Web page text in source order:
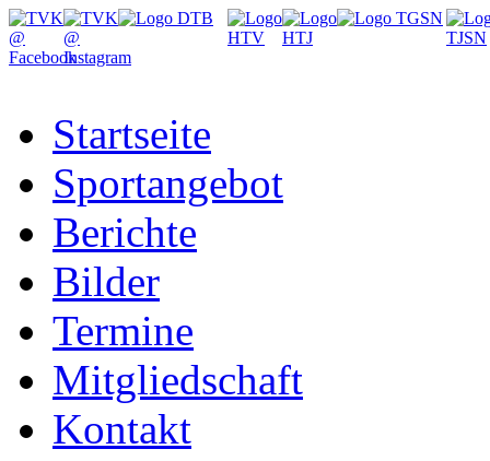
Startseite
Sportangebot
Berichte
Bilder
Termine
Mitgliedschaft
Kontakt